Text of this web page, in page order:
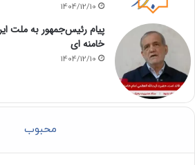
1404/12/10
پیام رئیس‌جمهور به ملت
خامنه ای
1404/12/10
محبوب